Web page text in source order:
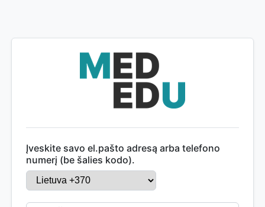
Įveskite savo el.pašto adresą arba telefono
numerį (be šalies kodo).